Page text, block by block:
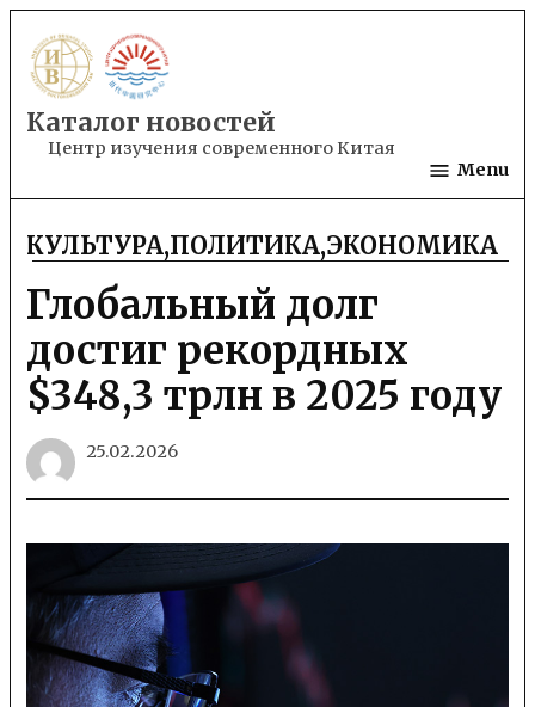
to
content
Каталог новостей
Центр изучения современного Китая
Menu
POSTED
IN
КУЛЬТУРА,ПОЛИТИКА,ЭКОНОМИКА
Глобальный долг
достиг рекордных
$348,3 трлн в 2025 году
25.02.2026